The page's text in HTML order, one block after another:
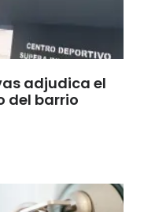
adjudica el
del barrio